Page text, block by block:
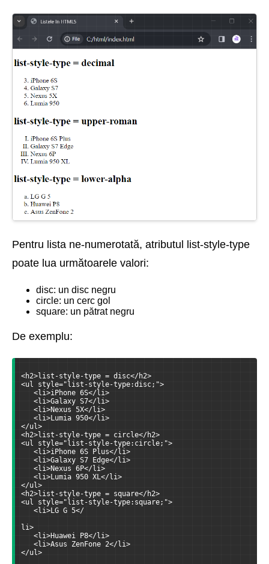
Pentru lista ne-numerotată, atributul list-style-type
poate lua următoarele valori:
disc: un disc negru
circle: un cerc gol
square: un pătrat negru
De exemplu:
<h2>list-style-type = disc</h2>
<ul style="list-style-type:disc;">
<li>iPhone 6S</li>
<li>Galaxy S7</li>
<li>Nexus 5X</li>
<li>Lumia 950</li>
</ul>
<h2>list-style-type = circle</h2>
<ul style="list-style-type:circle;">
<li>iPhone 6S Plus</li>
<li>Galaxy S7 Edge</li>
<li>Nexus 6P</li>
<li>Lumia 950 XL</li>
</ul>
<h2>list-style-type = square</h2>
<ul style="list-style-type:square;">
<li>LG G 5</
li>
<li>Huawei P8</li>
<li>Asus ZenFone 2</li>
</ul>